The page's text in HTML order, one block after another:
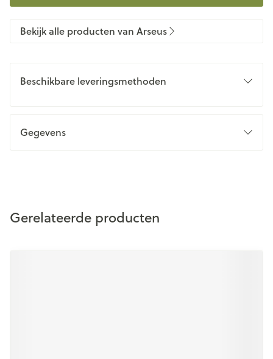
Bekijk alle producten van Arseus
Beschikbare leveringsmethoden
Gegevens
Gerelateerde producten